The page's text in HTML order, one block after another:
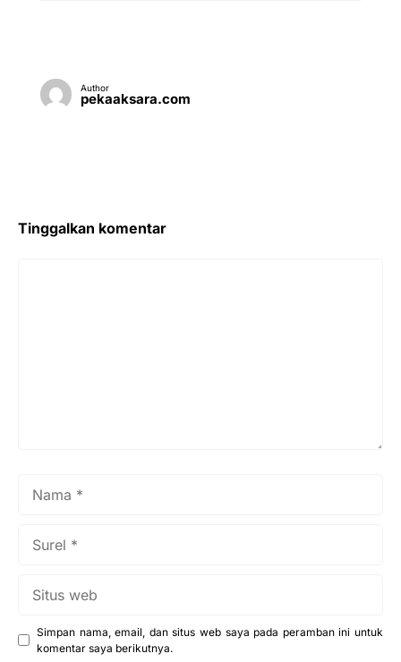
Author
pekaaksara.com
Tinggalkan komentar
Simpan nama, email, dan situs web saya pada peramban ini untuk
komentar saya berikutnya.